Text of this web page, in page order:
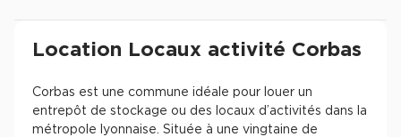
Revenir à l'accueil -
Location Locaux activité Corbas
Corbas est une commune idéale pour louer un
entrepôt de stockage ou des locaux d’activités dans la
métropole lyonnaise. Située à une vingtaine de